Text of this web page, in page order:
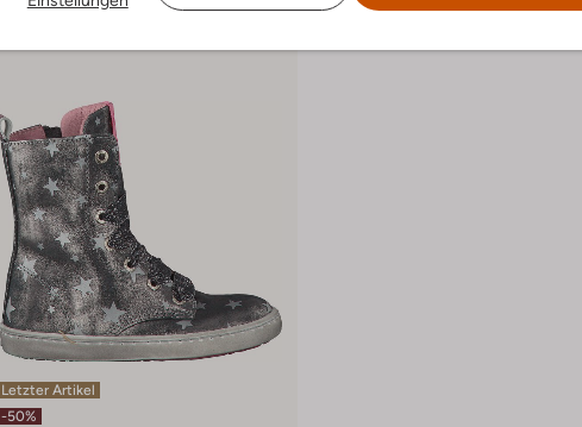
Letzter Artikel
-50%